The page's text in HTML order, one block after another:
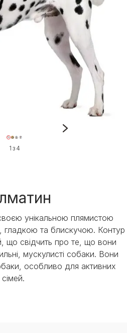
унікальною плямистою
та блискучою. Контур
що свідчить про те, що вони
мускулисті собаки. Вони
особливо для активних
сімей.
1 з 4